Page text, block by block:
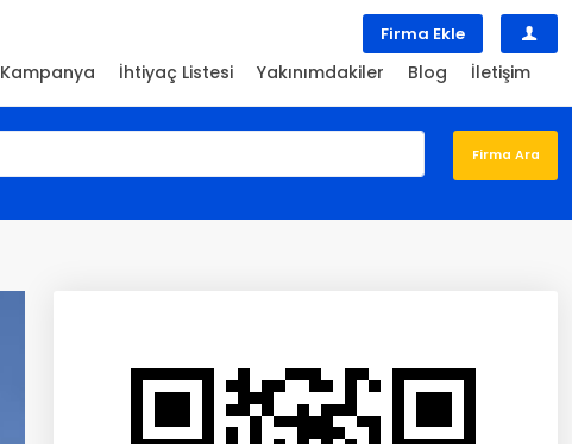
Firma Ekle
Kampanya İhtiyaç Listesi Yakınımdakiler Blog İletişim